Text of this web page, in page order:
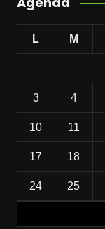
L M
3 4
10 11
17 18
24 25